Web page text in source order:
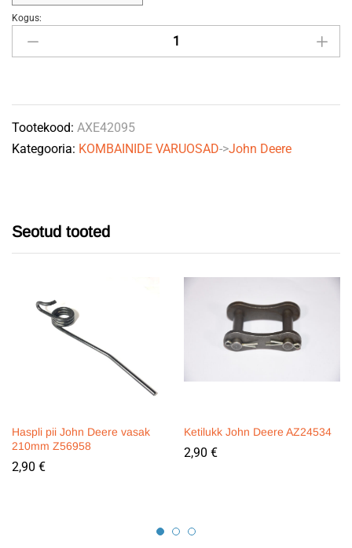
Rihmade
komplekt
DEERE
quantity
Kogus:
Tootekood: AXE42095
Kategooria: KOMBAINIDE VARUOSAD->John Deere
Seotud tooted
Haspli pii John Deere vasak
210mm Z56958
2,90 €
Ketilukk John Deere AZ24534
2,90 €